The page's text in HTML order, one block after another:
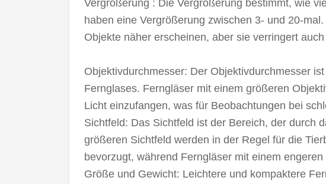
Vergrößerung : Die Vergrößerung bestimmt, wie
haben eine Vergrößerung zwischen 3- und 20-
Objekte näher erscheinen, aber sie verringert
Objektivdurchmesser: Der Objektivdurchmesser
Fernglases. Ferngläser mit einem größeren
Licht einzufangen, was für Beobachtungen bei
Sichtfeld: Das Sichtfeld ist der Bereich, der durch
größeren Sichtfeld werden in der Regel für die
bevorzugt, während Ferngläser mit einem
Größe und Gewicht: Leichtere und kompaktere